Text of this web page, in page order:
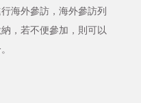
海外參訪，海外參訪列
，若不便參加，則可以